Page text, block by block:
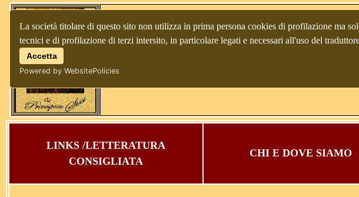
La società titolare di questo sito non utilizza in prima persona cookies di profilazione ma
tecnici e di profilazione di terzi intersito, in particolare legati e necessari all'uso del
Accetta
Powered by WebsitePolicies
LINKS /LETTERATURA
CONSIGLIATA
CHI E DOVE SIAMO